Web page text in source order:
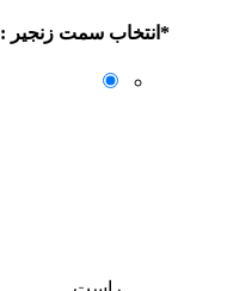
* انتخاب سمت زنجیر :